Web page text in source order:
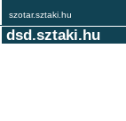
szotar.sztaki.hu
dsd.sztaki.hu